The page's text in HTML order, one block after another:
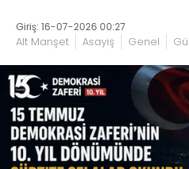
Giriş: 16-07-2026 00:27
Alt Manşet Asayiş Genel